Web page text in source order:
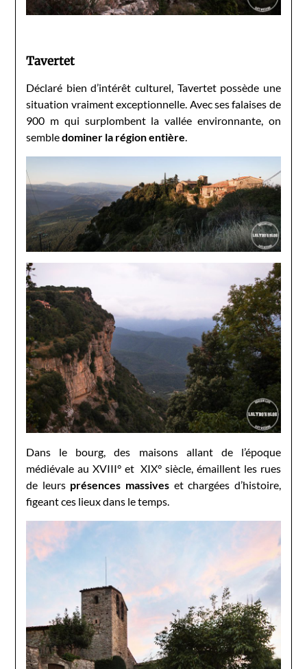
Tavertet
Déclaré bien d’intérêt culturel, Tavertet possède une
situation vraiment exceptionnelle. Avec ses falaises de
900 m qui surplombent la vallée environnante, on
sembledominer la région entière.
Dans le bourg, des maisons allant de l’époque
médiévale au XVIII° et XIX° siècle, émaillent les rues
de leurs présences massives et chargées d’histoire,
figeant ces lieux dans le temps.